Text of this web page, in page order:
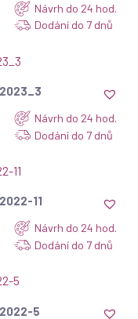
Návrh do 24 hod.
Dodání do 7 dnů
2023_3
Návrh do 24 hod.
Dodání do 7 dnů
11
Návrh do 24 hod.
Dodání do 7 dnů
2022-5